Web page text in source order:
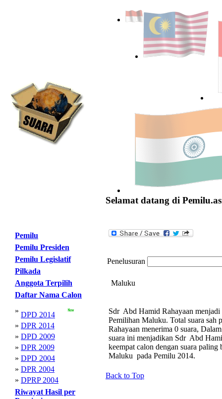
Selamat datang di
Pemilu
Pemilu Presiden
Pemilu Legislatif
Pilkada
Anggota Terpilih
Daftar Nama Calon
» DPD 2014
» DPR 2014
» DPD 2009
» DPR 2009
» DPD 2004
» DPR 2004
» DPRP 2004
Riwayat Hasil per
Penelusuran
Maluku
Sdr Abd Hamid Rahayaan
Pemilihan Maluku. Total suara
Rahayaan menerima 0 suara,
suara ini menjadikan Sdr Abd
keempat calon dengan suara
Maluku pada Pemilu 2014.
Back to Top